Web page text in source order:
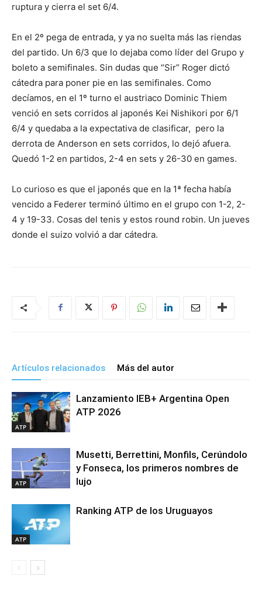
ruptura y cierra el set 6/4.
En el 2º pega de entrada, y ya no suelta más las riendas
del partido. Un 6/3 que lo dejaba como líder del Grupo y
boleto a semifinales. Sin dudas que “Sir” Roger dictó
cátedra para poner pie en las semifinales. Como
decíamos, en el 1º turno el austriaco Dominic Thiem
venció en sets corridos al japonés Kei Nishikori por 6/1
6/4 y quedaba a la expectativa de clasificar, pero la
derrota de Anderson en sets corridos, lo dejó afuera.
Quedó 1-2 en partidos, 2-4 en sets y 26-30 en games.
Lo curioso es que el japonés que en la 1ª fecha había
vencido a Federer terminó último en el grupo con 1-2, 2-
4 y 19-33. Cosas del tenis y estos round robin. Un jueves
donde el suizo volvió a dar cátedra.
Artículos relacionados Más del autor
ATP
Lanzamiento IEB+ Argentina Open
ATP 2026
ATP
Musetti, Berrettini, Monfils, Cerúndolo
y Fonseca, los primeros nombres de
lujo
ATP
Ranking ATP de los Uruguayos